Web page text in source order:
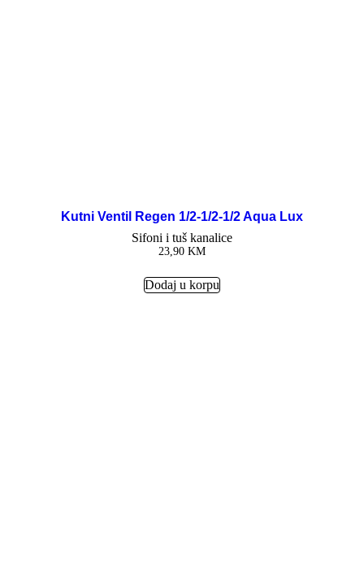
Kutni Ventil Regen 1/2-1/2-1/2 Aqua Lux
Sifoni i tuš kanalice
23,90 KM
Dodaj u korpu